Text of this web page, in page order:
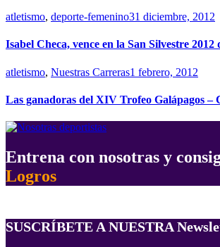
atletismo, deporte-femenino31 diciembre, 2012
Isabel Checa, vence en la San Silvestre 2012
atletismo, Nuestras Carreras1 febrero, 2012
Las ganadoras del XIV Trofeo Galápagos
Entrena con nosotras y
Logros
SUSCRÍBETE A NUESTRA